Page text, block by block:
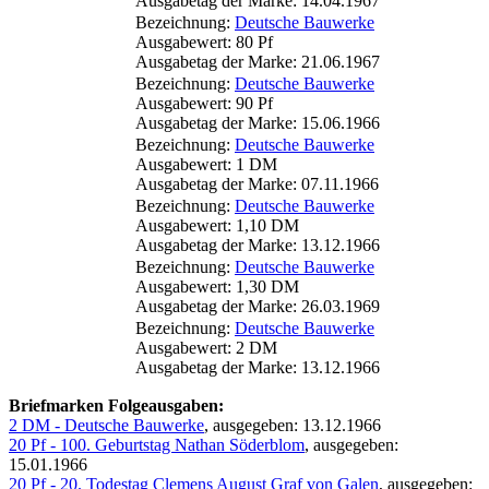
Bezeichnung: Deutsche Bauwerke
Ausgabewert: 80 Pf
Ausgabetag der Marke: 21.06.1967
Bezeichnung: Deutsche Bauwerke
Ausgabewert: 90 Pf
Ausgabetag der Marke: 15.06.1966
Bezeichnung: Deutsche Bauwerke
Ausgabewert: 1 DM
Ausgabetag der Marke: 07.11.1966
Bezeichnung: Deutsche Bauwerke
Ausgabewert: 1,10 DM
Ausgabetag der Marke: 13.12.1966
Bezeichnung: Deutsche Bauwerke
Ausgabewert: 1,30 DM
Ausgabetag der Marke: 26.03.1969
Bezeichnung: Deutsche Bauwerke
Ausgabewert: 2 DM
Ausgabetag der Marke: 13.12.1966
Briefmarken Folgeausgaben:
2 DM - Deutsche Bauwerke, ausgegeben: 13.12.1966
20 Pf - 100. Geburtstag Nathan Söderblom, ausgegeben:
15.01.1966
20 Pf - 20. Todestag Clemens August Graf von Galen, ausgegeben: